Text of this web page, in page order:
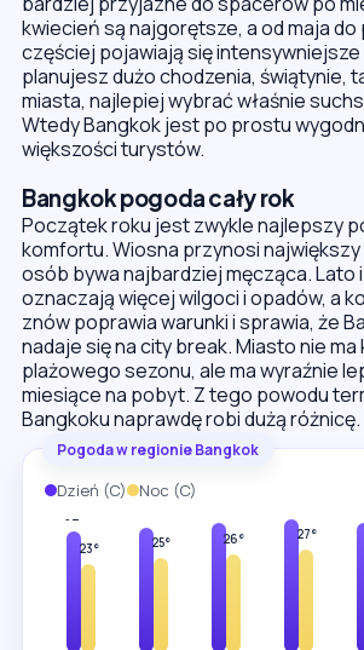
kwiecień są najgorętsze, a od maja do
częściej pojawiają się intensywniejsze
planujesz dużo chodzenia, świątynie,
miasta, najlepiej wybrać właśnie
Wtedy Bangkok jest po prostu
większości turystów.
Bangkok pogoda cały rok
Początek roku jest zwykle najlepszy
komfortu. Wiosna przynosi największy
osób bywa najbardziej męcząca. Lato
oznaczają więcej wilgoci i opadów, a
znów poprawia warunki i sprawia, że
nadaje się na city break. Miasto nie
plażowego sezonu, ale ma wyraźnie
miesiące na pobyt. Z tego powodu
Bangkoku naprawdę robi dużą różnicę.
Pogoda w regionie Bangkok
Dzień (C) Noc (C)
32°
23°
25°
26°
27°